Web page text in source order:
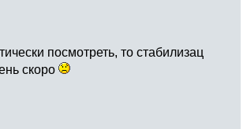
посмотреть, то стабилизац
скоро